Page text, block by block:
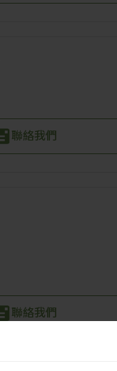
聯絡我們
聯絡我們